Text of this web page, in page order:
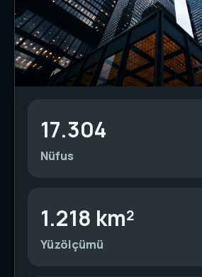
17.304
Nüfus
1.218 km²
Yüzölçümü